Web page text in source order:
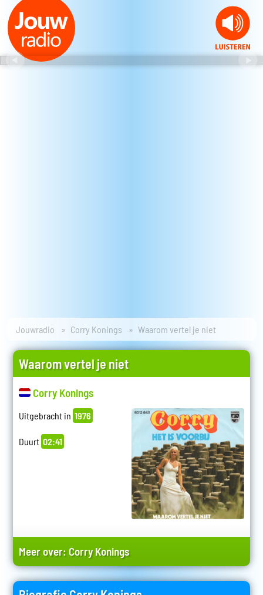
Jouwradio Corry Konings Waarom vertel je niet
Waarom vertel je niet
Corry Konings
Uitgebracht in 1976
Duurt 02:41
Meer over: Corry Konings